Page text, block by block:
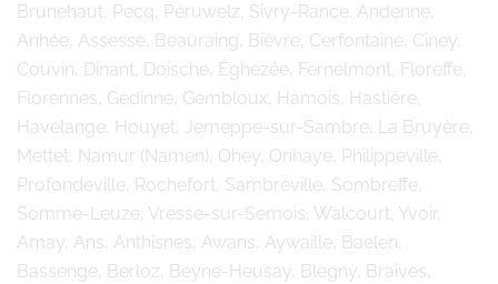
Brunehaut, Pecq, Péruwelz, Sivry-Rance. Andenne,
Anhée, Assesse, Beauraing, Bièvre, Cerfontaine, Ciney,
Couvin, Dinant, Doische, Éghezée, Fernelmont, Floreffe,
Florennes, Gedinne, Gembloux, Hamois, Hastière,
Havelange, Houyet, Jemeppe-sur-Sambre, La Bruyère,
Mettet, Namur (Namen), Ohey, Onhaye, Philippeville,
Profondeville, Rochefort, Sambreville, Sombreffe,
Somme-Leuze, Vresse-sur-Semois, Walcourt, Yvoir,
Amay, Ans, Anthisnes, Awans, Aywaille, Baelen,
Bassenge, Berloz, Beyne-Heusay, Blegny, Braives,